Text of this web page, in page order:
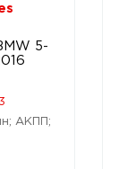
5-
АКПП;